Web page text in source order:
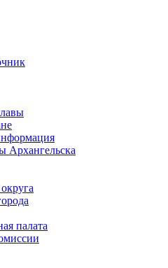
Архангельска
палата